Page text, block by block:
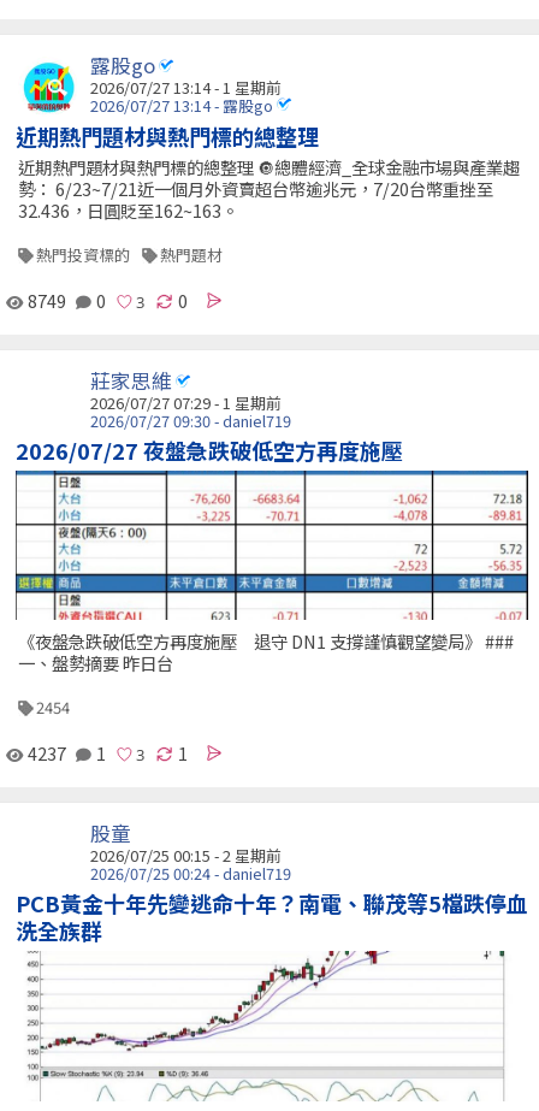
露股go
2026/07/27 13:14 - 1 星期前
2026/07/27 13:14 - 露股go
近期熱門題材與熱門標的總整理
近期熱門題材與熱門標的總整理 🔘總體經濟_全球金融市場與產業趨
勢： 6/23~7/21近一個月外資賣超台幣逾兆元，7/20台幣重挫至
32.436，日圓貶至162~163。
熱門投資標的 熱門題材
8749 0 0
莊家思維
2026/07/27 07:29 - 1 星期前
2026/07/27 09:30 - daniel719
2026/07/27 夜盤急跌破低空方再度施壓
《夜盤急跌破低空方再度施壓 退守 DN1 支撐謹慎觀望變局》 ###
一、盤勢摘要 昨日台
2454
4237 1 1
股童
2026/07/25 00:15 - 2 星期前
2026/07/25 00:24 - daniel719
PCB黃金十年先變逃命十年？南電、聯茂等5檔跌停血
洗全族群